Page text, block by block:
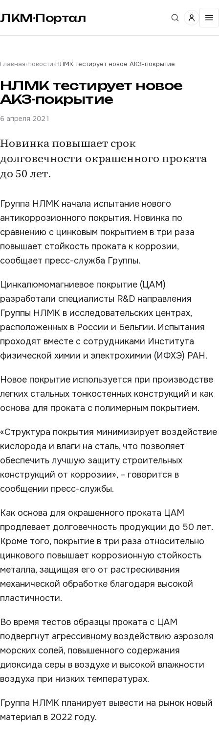
ЛКМ·Портал
Главная›Новости›НЛМК тестирует новое АКЗ-покрытие
НЛМК тестирует новое
АКЗ-покрытие
6 апреля 2021
Новинка повышает срок
долговечности окрашенного проката
до 50 лет.
Группа НЛМК начала испытание нового
антикоррозионного покрытия. Новинка по
сравнению с цинковым покрытием в три раза
повышает стойкость проката к коррозии,
сообщает пресс-служба Группы.
Цинкалюмомагниевое покрытие (ЦАМ)
разработали специалисты R&D направления
Группы НЛМК в исследовательских центрах,
расположенных в России и Бельгии. Испытания
проходят вместе с сотрудниками Института
физической химии и электрохимии (ИФХЭ) РАН.
Новое покрытие используется при производстве
легких стальных тонкостенных конструкций и как
основа для проката с полимерным покрытием.
«Структура покрытия минимизирует воздействие
кислорода и влаги на сталь, что позволяет
обеспечить лучшую защиту строительных
конструкций от коррозии», – говорится в
сообщении пресс-службы.
Как основа для окрашенного проката ЦАМ
продлевает долговечность продукции до 50 лет.
Кроме того, покрытие в три раза относительно
цинкового повышает коррозионную стойкость
металла, защищая его от растрескивания
механической обработке благодаря высокой
пластичности.
Во время тестов образцы проката с ЦАМ
подвергнут агрессивному воздействию аэрозоля
морских солей, повышенного содержания
диоксида серы в воздухе и высокой влажности
воздуха при низких температурах.
Группа НЛМК планирует вывести на рынок новый
материал в 2022 году.